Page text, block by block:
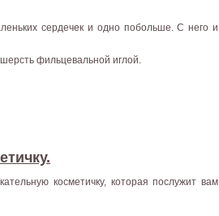
сердечек и одно побольше. С него и
фильцевальной иглой.
косметичку, которая послужит вам